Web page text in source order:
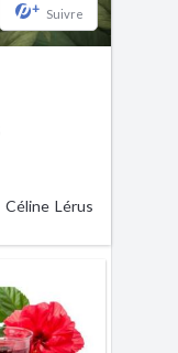
+ Suivre
Céline Lérus